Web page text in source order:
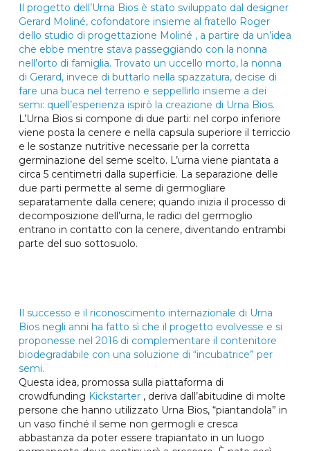
Il progetto dell’Urna Bios è stato sviluppato dal designer
Gerard Moliné, cofondatore insieme al fratello Roger
dello studio di progettazione Moliné , a partire da un’idea
che ebbe mentre stava passeggiando con la nonna
nell’orto di famiglia. Trovato un uccello morto, la nonna
di Gerard, invece di buttarlo nella spazzatura, decise di
fare una buca nel terreno e seppellirlo insieme a dei
semi: quell’esperienza ispirò la creazione di Urna Bios.
L’Urna Bios si compone di due parti: nel corpo inferiore
viene posta la cenere e nella capsula superiore il terriccio
e le sostanze nutritive necessarie per la corretta
germinazione del seme scelto. L’urna viene piantata a
circa 5 centimetri dalla superficie. La separazione delle
due parti permette al seme di germogliare
separatamente dalla cenere; quando inizia il processo di
decomposizione dell’urna, le radici del germoglio
entrano in contatto con la cenere, diventando entrambi
parte del suo sottosuolo.
Il successo e il riconoscimento internazionale di Urna
Bios negli anni ha fatto sì che il progetto evolvesse e si
proponesse nel 2016 di complementare il contenitore
biodegradabile con una soluzione di “incubatrice” per
semi.
Questa idea, promossa sulla piattaforma di
crowdfunding Kickstarter, deriva dall’abitudine di molte
persone che hanno utilizzato Urna Bios, “piantandola” in
un vaso finché il seme non germogli e cresca
abbastanza da poter essere trapiantato in un luogo